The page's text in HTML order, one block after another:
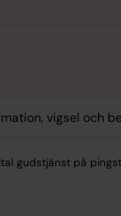
vigsel och
gudstjänst på